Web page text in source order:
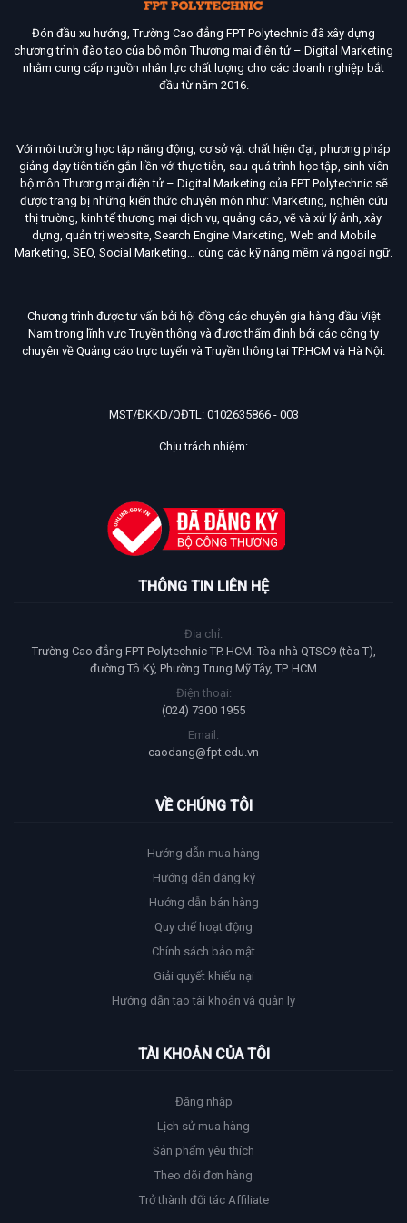
Đón đầu xu hướng, Trường Cao đẳng FPT Polytechnic đã xây dựng
chương trình đào tạo của bộ môn Thương mại điện tử – Digital Marketing
nhằm cung cấp nguồn nhân lực chất lượng cho các doanh nghiệp bắt
đầu từ năm 2016.
Với môi trường học tập năng động, cơ sở vật chất hiện đại, phương pháp
giảng dạy tiên tiến gắn liền với thực tiễn, sau quá trình học tập, sinh viên
bộ môn Thương mại điện tử – Digital Marketing của FPT Polytechnic sẽ
được trang bị những kiến thức chuyên môn như: Marketing, nghiên cứu
thị trường, kinh tế thương mại dịch vụ, quảng cáo, vẽ và xử lý ảnh, xây
dựng, quản trị website, Search Engine Marketing, Web and Mobile
Marketing, SEO, Social Marketing… cùng các kỹ năng mềm và ngoại ngữ.
Chương trình được tư vấn bởi hội đồng các chuyên gia hàng đầu Việt
Nam trong lĩnh vực Truyền thông và được thẩm định bởi các công ty
chuyên về Quảng cáo trực tuyến và Truyền thông tại TP.HCM và Hà Nội.
MST/ĐKKD/QĐTL: 0102635866 - 003
Chịu trách nhiệm:
THÔNG TIN LIÊN HỆ
Địa chỉ:
Trường Cao đẳng FPT Polytechnic TP. HCM: Tòa nhà QTSC9 (tòa T),
đường Tô Ký, Phường Trung Mỹ Tây, TP. HCM
Điện thoại:
(024) 7300 1955
Email:
caodang@fpt.edu.vn
VỀ CHÚNG TÔI
Hướng dẫn mua hàng
Hướng dẫn đăng ký
Hướng dẫn bán hàng
Quy chế hoạt động
Chính sách bảo mật
Giải quyết khiếu nại
Hướng dẫn tạo tài khoản và quản lý
TÀI KHOẢN CỦA TÔI
Đăng nhập
Lịch sử mua hàng
Sản phẩm yêu thích
Theo dõi đơn hàng
Trở thành đối tác Affiliate